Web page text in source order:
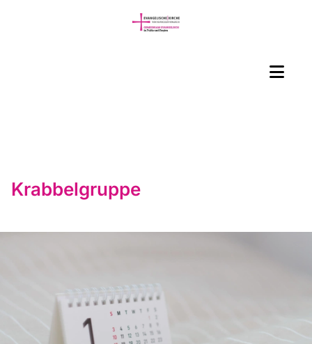
Krabbelgruppe